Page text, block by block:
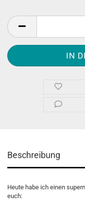
Beschreibung
Heute habe ich einen
euch: